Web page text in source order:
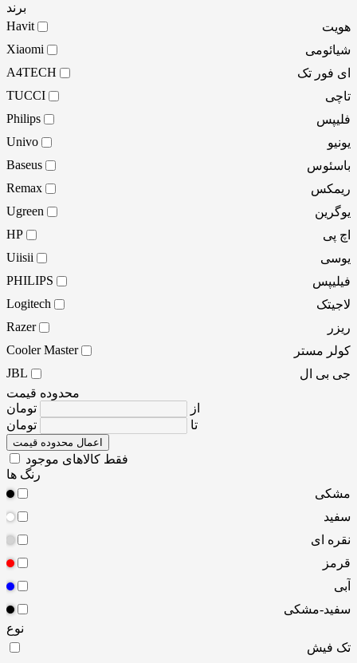
برند
هویت
Havit
شیائومی
Xiaomi
ای فور تک
A4TECH
تاچی
TUCCI
فلیپس
Philips
یونیو
Univo
باسئوس
Baseus
ریمکس
Remax
یوگرین
Ugreen
اچ پی
HP
یوسی
Uiisii
فیلیپس
PHILIPS
لاجیتک
Logitech
ریزر
Razer
کولر مستر
Cooler Master
جی بی ال
JBL
محدوده قیمت
از
تومان
تا
تومان
اعمال محدوده قیمت
فقط کالاهای موجود
رنگ ها
مشکی
سفید
نقره ای
قرمز
آبی
سفید-مشکی
نوع
تک فیش